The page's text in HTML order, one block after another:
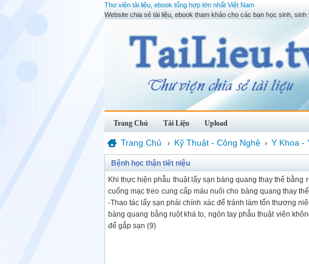
Thư viện tài liệu, ebook tổng hợp lớn nhất Việt Nam
Website chia sẻ tài liệu, ebook tham khảo cho các bạn học sinh, sinh
Trang Chủ Tài Liệu Upload
Trang Chủ › Kỹ Thuật - Công Nghệ › Y Khoa -
Bệnh học thận tiết niệu
Khi thực hiện phẫu thuật lấy sạn bàng quang thay thế
cuống mạc treo cung cấp máu nuôi cho bàng quang thay
-Thao tác lấy sạn phải chính xác để tránh làm tổn thương
bàng quang bằng ruột khá to, ngón tay phẫu thuật viên
để gắp sạn (9)